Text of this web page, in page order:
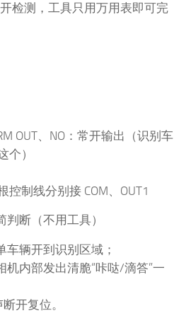
检测，工具只用万用表即可完
OUT、NO：常开输出（识别车
个）
控制线分别接 COM、OUT1
断（不用工具）
车辆开到识别区域；
机内部发出清脆“咔哒/滴答”一
开复位。